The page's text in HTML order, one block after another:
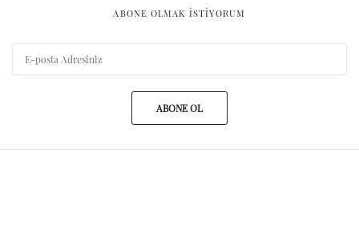
ABONE OLMAK ISTIYORUM
ABONE OL